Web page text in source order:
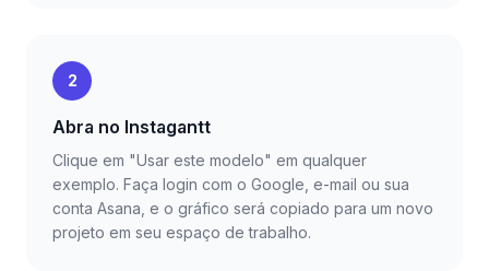
2
Abra no Instagantt
Clique em "Usar este modelo" em qualquer
exemplo. Faça login com o Google, e-mail ou sua
conta Asana, e o gráfico será copiado para um novo
projeto em seu espaço de trabalho.